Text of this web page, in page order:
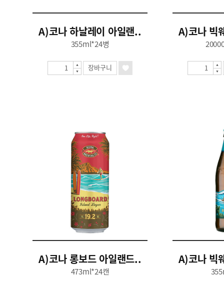
A)코나 하날레이 아일랜..
355ml*24병
장바구니
A)코나 빅
A)코나 롱보드 아일랜드..
473ml*24캔
A)코나 빅